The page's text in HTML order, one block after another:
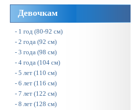
Девочкам
- 1 год (80-92 см)
- 2 года (92 см)
- 3 года (98 см)
- 4 года (104 см)
- 5 лет (110 см)
- 6 лет (116 см)
- 7 лет (122 см)
- 8 лет (128 см)